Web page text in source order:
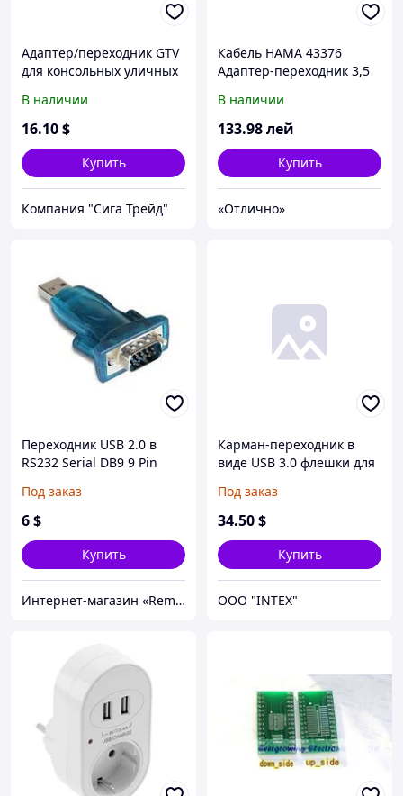
Адаптер/переходник GTV
для консольных уличных
Ø60. ЕВРОПА!!!
В наличии
16.10$
Купить
Компания "Сига Трейд"
Кабель HAMA 43376
Адаптер-переходник 3,5
В наличии
133.98лей
Купить
«Отлично»
Переходник USB 2.0 в
RS232 Serial DB9 9 Pin
RS232 с кабелем USB
Под заказ
6$
Купить
Интернет-магазин «Rem-elektronik»
Карман-переходник в
виде USB 3.0 флешки для
(для подключения SSD с
разъёмом M.2 (NGFF) по
Под заказ
34.50$
Купить
OOO "INTEX"